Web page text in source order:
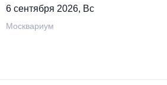
6 сентября 2026, Вс
Москвариум